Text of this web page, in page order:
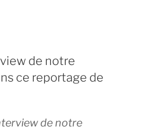
de notre
ce reportage de
de notre